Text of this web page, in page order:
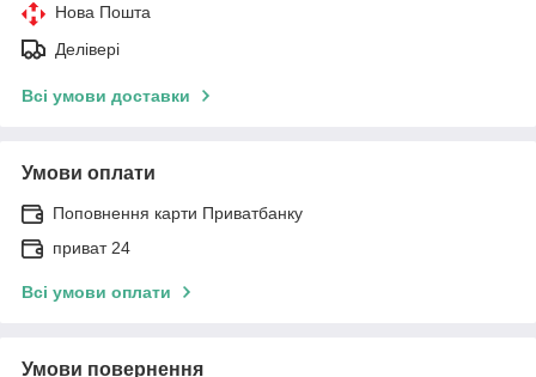
Нова Пошта
Делівері
Всі умови доставки
Умови оплати
Поповнення карти Приватбанку
приват 24
Всі умови оплати
Умови повернення